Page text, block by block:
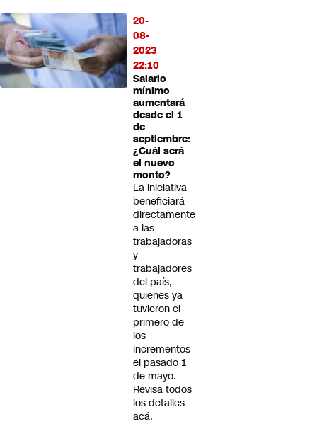
20-
08-
2023
22:10
Salario
mínimo
aumentará
desde el 1
de
septiembre:
¿Cuál será
el nuevo
monto?
La iniciativa
beneficiará
directamente
a las
trabajadoras
y
trabajadores
del país,
quienes ya
tuvieron el
primero de
los
incrementos
el pasado 1
de mayo.
Revisa todos
los detalles
acá.